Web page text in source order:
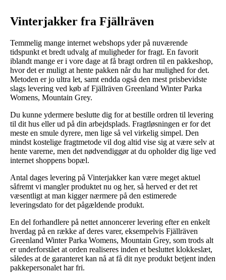
Vinterjakker fra Fjällräven
Temmelig mange internet webshops yder på nuværende
tidspunkt et bredt udvalg af muligheder for fragt. En favorit
iblandt mange er i vore dage at få bragt ordren til en pakkeshop,
hvor det er muligt at hente pakken når du har mulighed for det.
Metoden er jo ultra let, samt endda også den mest prisbevidste
slags levering ved køb af Fjällräven Greenland Winter Parka
Womens, Mountain Grey.
Du kunne ydermere beslutte dig for at bestille ordren til levering
til dit hus eller ud på din arbejdsplads. Fragtløsningen er for det
meste en smule dyrere, men lige så vel virkelig simpel. Den
mindst kostelige fragtmetode vil dog altid vise sig at være selv at
hente varerne, men det nødvendiggør at du opholder dig lige ved
internet shoppens bopæl.
Antal dages levering på Vinterjakker kan være meget aktuel
såfremt vi mangler produktet nu og her, så herved er det ret
væsentligt at man kigger nærmere på den estimerede
leveringsdato for det pågældende produkt.
En del forhandlere på nettet annoncerer levering efter en enkelt
hverdag på en række af deres varer, eksempelvis Fjällräven
Greenland Winter Parka Womens, Mountain Grey, som trods alt
er underforstået at orden realiseres inden et besluttet klokkeslæt,
således at de garanteret kan nå at få dit nye produkt betjent inden
pakkepersonalet har fri.